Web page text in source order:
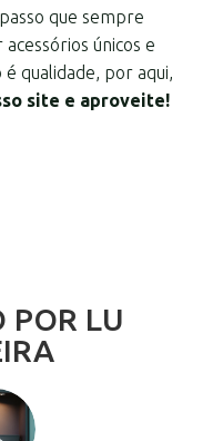
que sempre
únicos e
é qualidade, por aqui,
site e aproveite!
POR LU